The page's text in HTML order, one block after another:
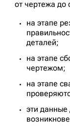
от чертежа до
на этапе
деталей;
на этапе
чертежом;
на этапе
эти данные